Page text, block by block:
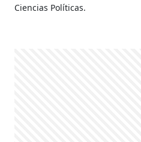
Ciencias Políticas.